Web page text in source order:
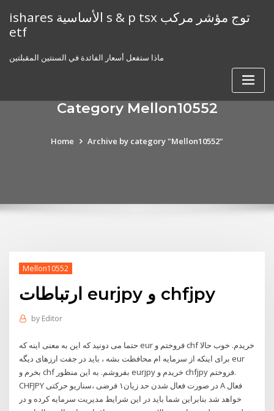
content
ishares الأساسية s & p tsx توج مؤشر مركب
etf
ماذا ستفعل أسعار الفائدة في السنتين المقبلتين
Category Mellon10552
Home Archive by category "Mellon10552"
Mellon10552
ارتباطات eurjpy و chfjpy
by Editor
حتما می دونید که این به معنی اینه که eur فروختم و chf خریدم. خوب حالا
برای اینکه از سرمایه ام محافظت بشه ، باید در جفت ارزهای دیگه eur
بخرم و chf بفروشم. به این منظور eurjpy خریدم و chfjpy فروختم.
CHFJPY در صورت فعال شدن حد زیان۱ فرضی ،سناریو حرکتی A فعال
خواهد شد بنابراین شما باید در این شرایط مدیریت سرمایه کرده و در